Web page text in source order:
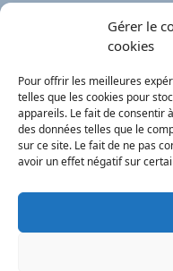
Gérer le
cookies
Pour offrir les meilleures
telles que les cookies pour
appareils. Le fait de consentir
des données telles que le
sur ce site. Le fait de ne pas
avoir un effet négatif sur
reçoivent sur rendez-vous.
Retour à l'accueil Actualités
Démarches
Service Public
Contacts
®onimajine.com- 2023
Correspondants de